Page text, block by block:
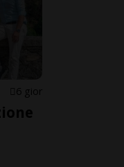
6 gior